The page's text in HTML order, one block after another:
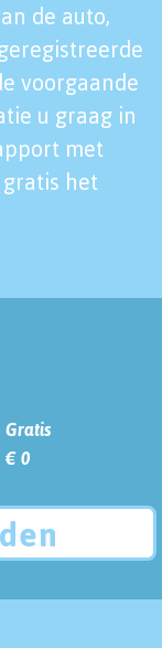
de auto,
voorgaande
u graag in
met
gratis het
Gratis
€ 0